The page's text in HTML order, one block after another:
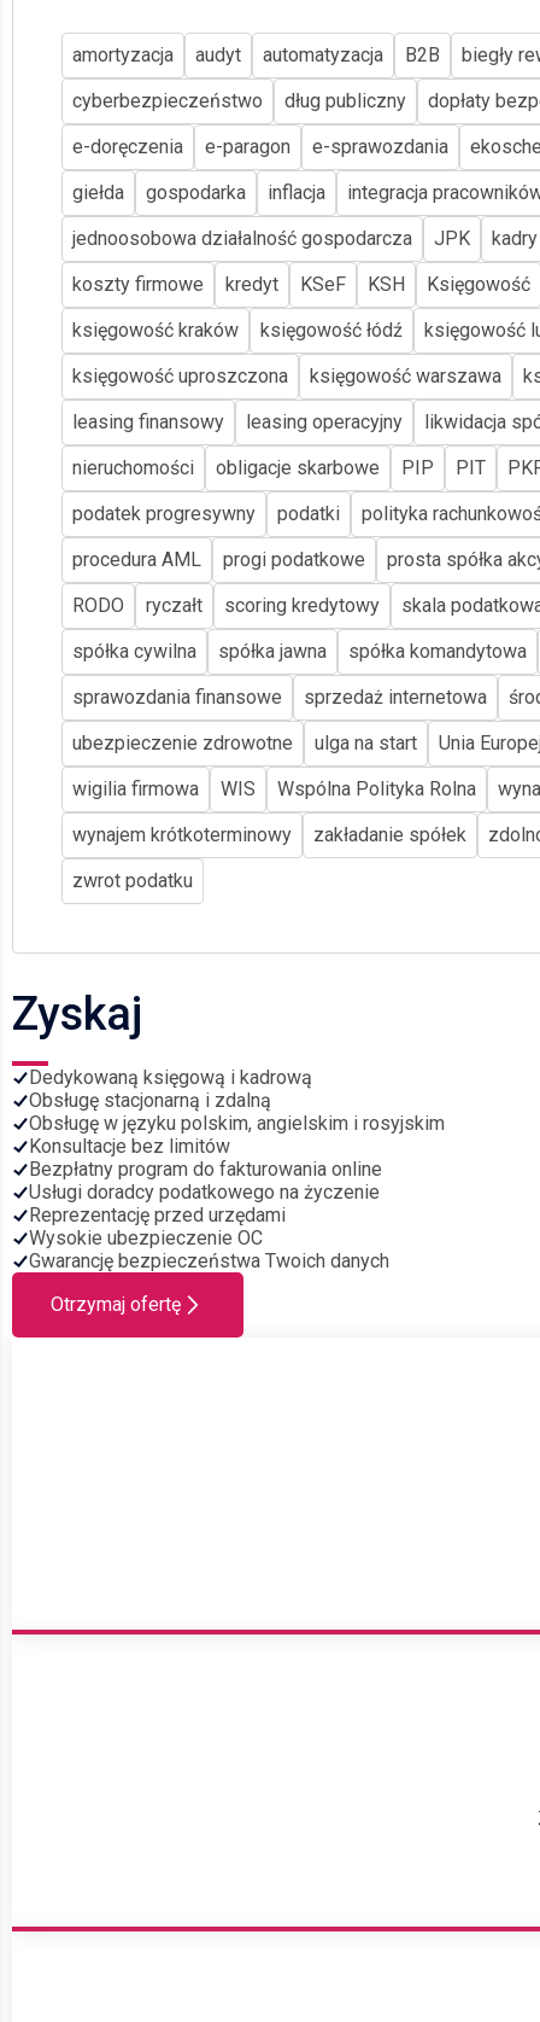
amortyzacja audyt automatyzacja B2B
biegły
cyberbezpieczeństwo
dług publiczny
dopłaty
e-doręczenia
e-paragon e-sprawozdania
giełda
gospodarka inflacja
integracja
jednoosobowa działalność gospodarcza
JPK
koszty firmowe
kredyt KSeF KSH
Księgowość
księgowość kraków
księgowość łódź
księgowość
księgowość uproszczona
księgowość warszawa
leasing finansowy
leasing operacyjny
likwidacja
nieruchomości
obligacje skarbowe PIP PIT
podatek progresywny
podatki
polityka
procedura AML
progi podatkowe
prosta spółka
RODO
ryczałt scoring kredytowy
skala
spółka cywilna
spółka jawna
spółka komandytowa
sprawozdania finansowe
sprzedaż internetowa
ubezpieczenie zdrowotne
ulga na start
Unia
wigilia firmowa
WIS Wspólna Polityka Rolna
wynajem krótkoterminowy
zakładanie spółek
zwrot podatku
Zyskaj
Dedykowaną księgową i kadrową
Obsługę stacjonarną i zdalną
Obsługę w języku polskim, angielskim i rosyjskim
Konsultacje bez limitów
Bezpłatny program do fakturowania online
Usługi doradcy podatkowego na życzenie
Reprezentację przed urzędami
Wysokie ubezpieczenie OC
Gwarancję bezpieczeństwa Twoich danych
Otrzymaj ofertę